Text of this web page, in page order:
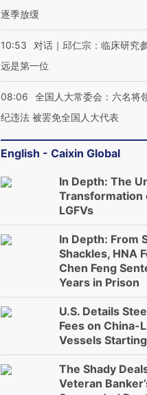
逐季放缓
10:53
对话｜邱仁宗：临床研究
远是第一位
08:06
全国人大常委会：六名将
纪违法 被罢免全国人大代表
English - Caixin Global
In Depth: The
Transformation
LGFVs
In Depth: From
Shackles, HNA
Chen Feng
Years in Prison
U.S. Details
Fees on China-
Vessels
The Shady
Veteran